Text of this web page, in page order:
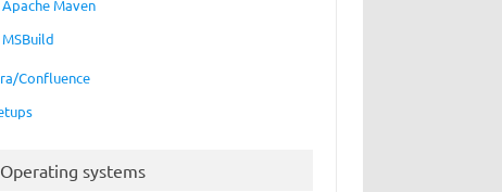
Apache Maven
MSBuild
Confluence
Operating systems